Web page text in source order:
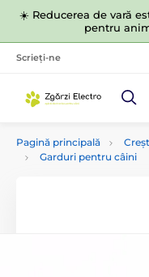
☀️ Reducerea de vară
pentru
Scrieți-ne
Pagină principală
Garduri pentru câini